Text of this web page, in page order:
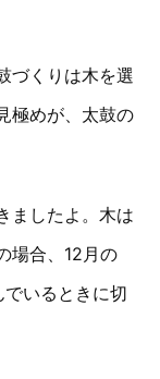
づくりは木を選
極めが、太鼓の
ましたよ。木は
場合、12月の
いるときに切